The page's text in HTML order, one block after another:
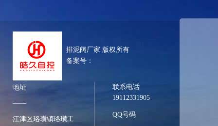
排泥阀厂家 版权所有
备案号：
地址
江津区珞璜镇珞璜工
联系电话
19112331905
QQ号码